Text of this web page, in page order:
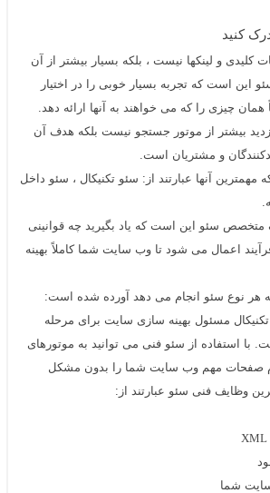
کنید
و لینکها نیست ، بلکه بسیار بیشتر از آن
این است که تجربه بسیار خوبی را در اختیار
همان چیزی را که می خواهند به آنها ارائه دهد.
بیشتر از موتور جستجو نیست بلکه هدف آن
و مشتریان است.
مهمترین آنها عبارتند از: سئو تکنیکال ، سئو داخل
سئو این است که یاد بگیرید چه قوانینی
اعمال می شود تا وب سایت شما کاملاً بهینه
هر نوع سئو انجام می دهد آورده شده است:
مسئول بهینه سازی سایت برای مرحله
با استفاده از سئو فنی می توانید به موتورهای
صفحات مهم وب سایت شما را بدون مشکل
وظایف فنی سئو عبارتند از:
XML
شما